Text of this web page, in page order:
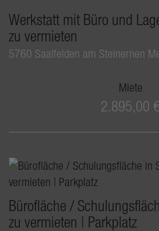
Werkstatt mit Büro und
zu vermieten
5760 Saalfelden am Steinernen
Miete
2.895,00
Bürofläche /
zu vermieten | Parkplatz